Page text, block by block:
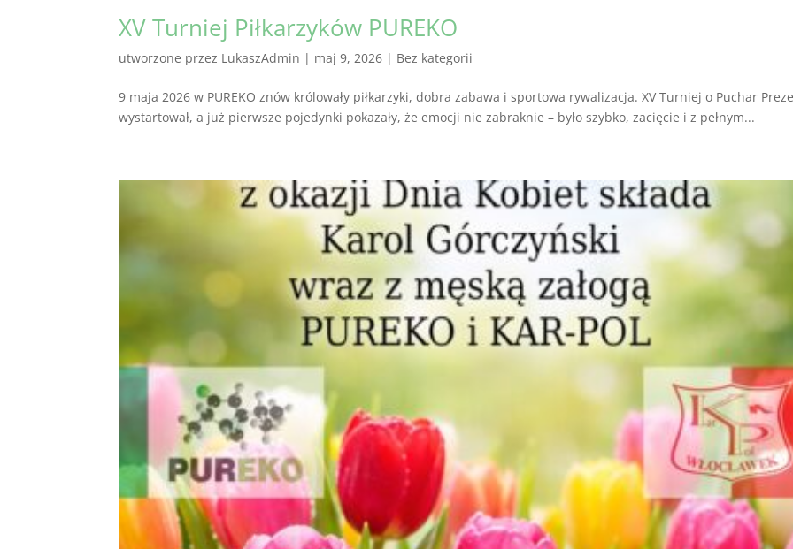
XV Turniej Piłkarzyków PUREKO
utworzone przez LukaszAdmin | maj 9, 2026 | Bez kategorii
9 maja 2026 w PUREKO znów królowały piłkarzyki, dobra zabawa i sportowa rywalizacja. XV Turniej o Puchar
wystartował, a już pierwsze pojedynki pokazały, że emocji nie zabraknie – było szybko, zacięcie i z pełnym...